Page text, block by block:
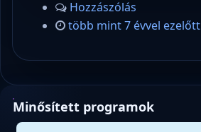
Hozzászólás
több mint 7 évvel ezelőtt
Minősített programok